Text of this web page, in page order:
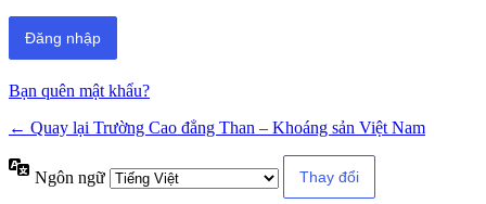
Bạn quên mật khẩu?
← Quay lại Trường Cao đẳng Than – Khoáng sản Việt Nam
Ngôn ngữ